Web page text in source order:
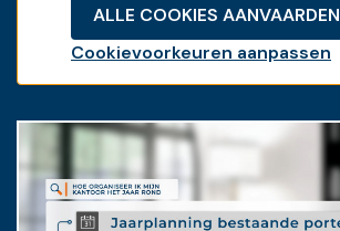
ALLE COOKIES AANVAARDEN
Cookievoorkeuren aanpassen